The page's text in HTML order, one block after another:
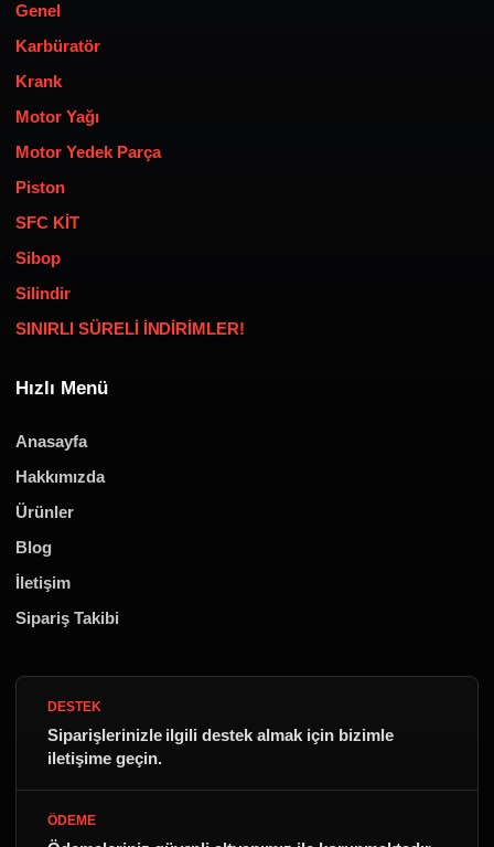
Genel
Karbüratör
Krank
Motor Yağı
Motor Yedek Parça
Piston
SFC KİT
Sibop
Silindir
SINIRLI SÜRELİ İNDİRİMLER!
Hızlı Menü
Anasayfa
Hakkımızda
Ürünler
Blog
İletişim
Sipariş Takibi
DESTEK
Siparişlerinizle ilgili destek almak için bizimle
iletişime geçin.
ÖDEME